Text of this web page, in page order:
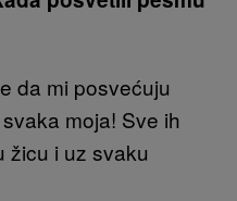
da mi posvećuju
moja! Sve ih
žicu i uz svaku